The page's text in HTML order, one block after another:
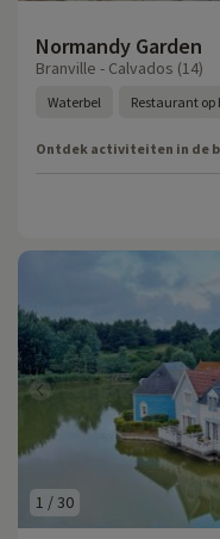
Normandy Garden
Branville - Calvados (14)
Waterbel Restaurant op
Ontdek activiteiten in de
1 /30